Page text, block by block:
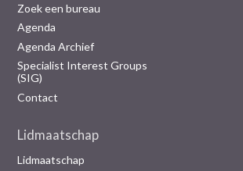
Zoek een bureau
Agenda
Agenda Archief
Specialist Interest Groups
(SIG)
Contact
Lidmaatschap
Lidmaatschap